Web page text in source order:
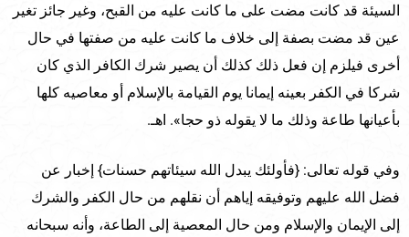
السيئة قد كانت مضت على ما كانت عليه من القبح، وغير جائز تغير
عين قد مضت بصفة إلى خلاف ما كانت عليه من صفتها في حال
أخرى فيلزم إن فعل ذلك كذلك أن يصير شرك الكافر الذي كان
شركا في الكفر بعينه إيمانا يوم القيامة بالإسلام أو معاصيه كلها
بأعيانها طاعة وذلك ما لا يقوله ذو حجا». اهـ.
وفي قوله تعالى: {فأولئك يبدل الله سيئاتهم حسنات} إخبار عن
فضل الله عليهم وتوفيقه إياهم أن نقلهم من حال الكفر والشرك
إلى الإيمان والإسلام ومن حال المعصية إلى الطاعة، وأنه سبحانه